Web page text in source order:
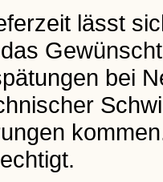
lässt
bei